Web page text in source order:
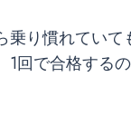
乗り慣れてい
1回で合格する